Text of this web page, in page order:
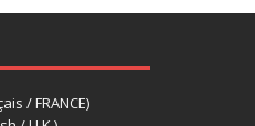
/ FRANCE)